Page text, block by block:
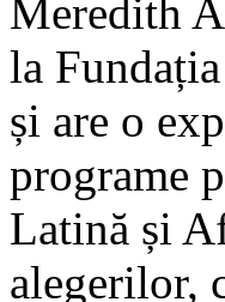
Meredith
la
și are o
programe
Latină și
alegerilor,